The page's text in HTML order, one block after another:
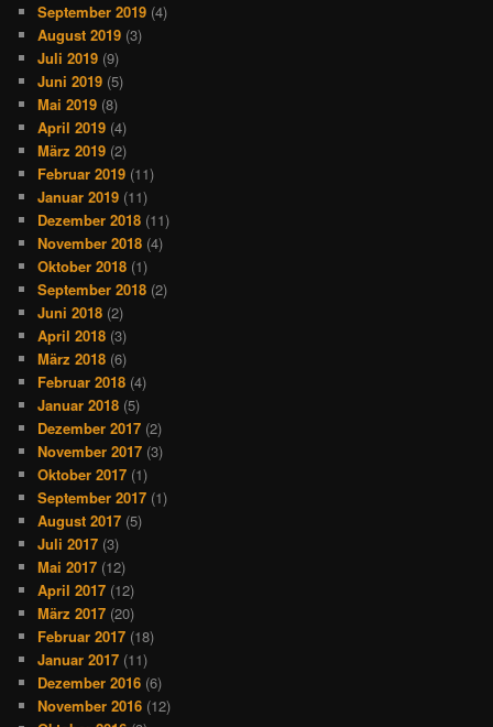
September 2019 (4)
August 2019 (3)
Juli 2019 (9)
Juni 2019 (5)
Mai 2019 (8)
April 2019 (4)
März 2019 (2)
Februar 2019 (11)
Januar 2019 (11)
Dezember 2018 (11)
November 2018 (4)
Oktober 2018 (1)
September 2018 (2)
Juni 2018 (2)
April 2018 (3)
März 2018 (6)
Februar 2018 (4)
Januar 2018 (5)
Dezember 2017 (2)
November 2017 (3)
Oktober 2017 (1)
September 2017 (1)
August 2017 (5)
Juli 2017 (3)
Mai 2017 (12)
April 2017 (12)
März 2017 (20)
Februar 2017 (18)
Januar 2017 (11)
Dezember 2016 (6)
November 2016 (12)